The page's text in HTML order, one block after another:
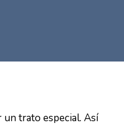
trato especial. Así